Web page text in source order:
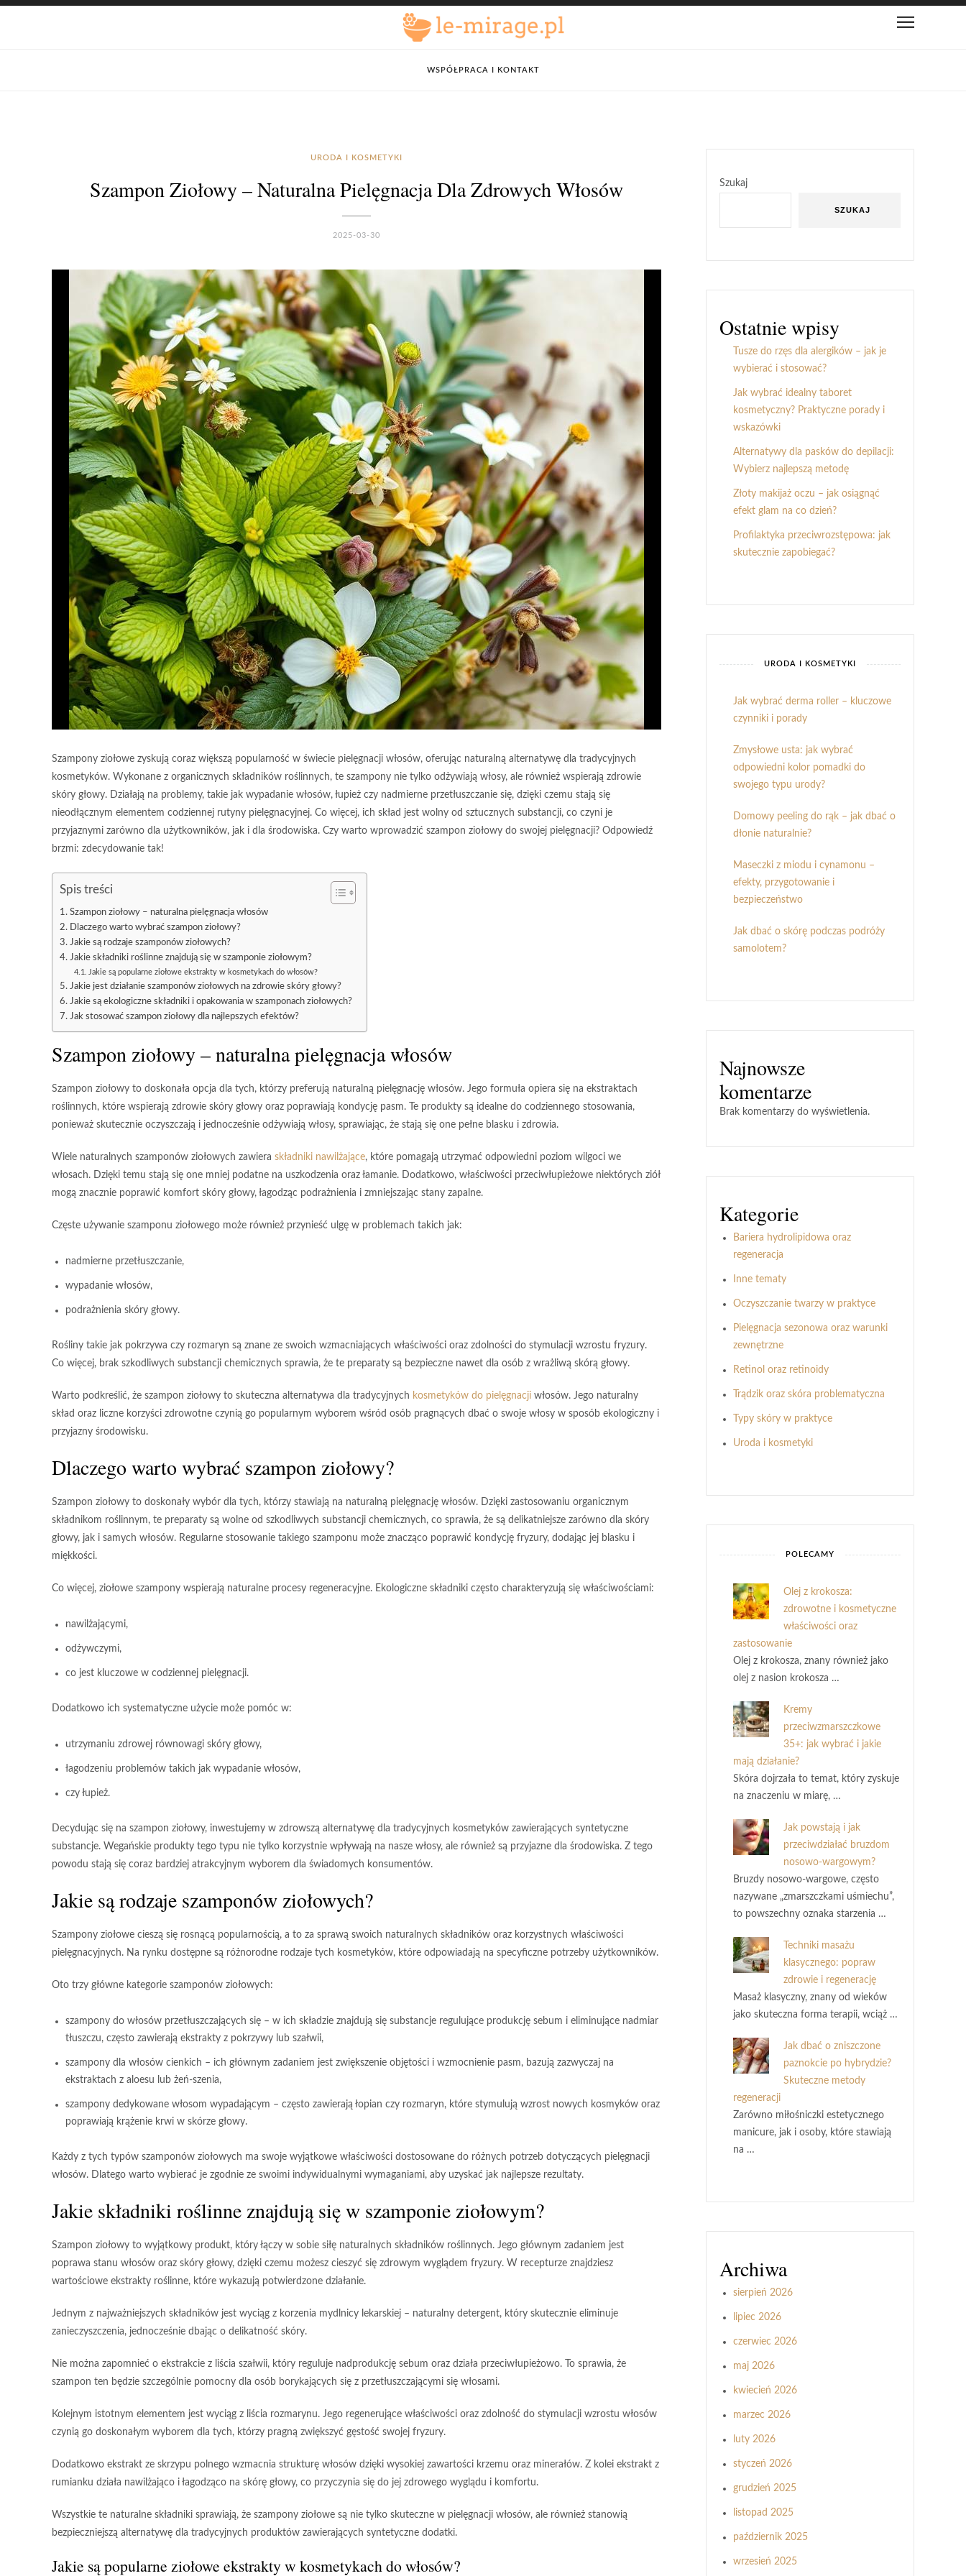
WSPÓŁPRACA I KONTAKT
URODA I KOSMETYKI
Szampon Ziołowy – Naturalna Pielęgnacja Dla Zdrowych Włosów
2025-03-30
Szampony ziołowe zyskują coraz większą popularność w świecie pielęgnacji włosów, oferując naturalną alternatywę dla tradycyjnych
kosmetyków. Wykonane z organicznych składników roślinnych, te szampony nie tylko odżywiają włosy, ale również wspierają zdrowie
skóry głowy. Działają na problemy, takie jak wypadanie włosów, łupież czy nadmierne przetłuszczanie się, dzięki czemu stają się
nieodłącznym elementem codziennej rutyny pielęgnacyjnej. Co więcej, ich skład jest wolny od sztucznych substancji, co czyni je
przyjaznymi zarówno dla użytkowników, jak i dla środowiska. Czy warto wprowadzić szampon ziołowy do swojej pielęgnacji? Odpowiedź
brzmi: zdecydowanie tak!
Spis treści
Szampon ziołowy – naturalna pielęgnacja włosów
Dlaczego warto wybrać szampon ziołowy?
Jakie są rodzaje szamponów ziołowych?
Jakie składniki roślinne znajdują się w szamponie ziołowym?
Jakie są popularne ziołowe ekstrakty w kosmetykach do włosów?
Jakie jest działanie szamponów ziołowych na zdrowie skóry głowy?
Jakie są ekologiczne składniki i opakowania w szamponach ziołowych?
Jak stosować szampon ziołowy dla najlepszych efektów?
Szampon ziołowy –naturalna pielęgnacja włosów
Szampon ziołowy to doskonała opcja dla tych, którzy preferują naturalną pielęgnację włosów. Jego formuła opiera się na ekstraktach
roślinnych, które wspierają zdrowie skóry głowy oraz poprawiają kondycję pasm. Te produkty są idealne do codziennego stosowania,
ponieważ skutecznie oczyszczają i jednocześnie odżywiają włosy, sprawiając, że stają się one pełne blasku i zdrowia.
Wiele naturalnych szamponów ziołowych zawiera składniki nawilżające, które pomagają utrzymać odpowiedni poziom wilgoci we
włosach. Dzięki temu stają się one mniej podatne na uszkodzenia oraz łamanie. Dodatkowo, właściwości przeciwłupieżowe niektórych ziół
mogą znacznie poprawić komfort skóry głowy, łagodząc podrażnienia i zmniejszając stany zapalne.
Częste używanie szamponu ziołowego może również przynieść ulgę w problemach takich jak:
nadmierne przetłuszczanie,
wypadanie włosów,
podrażnienia skóry głowy.
Rośliny takie jak pokrzywa czy rozmaryn są znane ze swoich wzmacniających właściwości oraz zdolności do stymulacji wzrostu fryzury.
Co więcej, brak szkodliwych substancji chemicznych sprawia, że te preparaty są bezpieczne nawet dla osób z wrażliwą skórą głowy.
Warto podkreślić, że szampon ziołowy to skuteczna alternatywa dla tradycyjnych kosmetyków do pielęgnacji włosów. Jego naturalny
skład oraz liczne korzyści zdrowotne czynią go popularnym wyborem wśród osób pragnących dbać o swoje włosy w sposób ekologiczny i
przyjazny środowisku.
Dlaczego warto wybrać szampon ziołowy?
Szampon ziołowy to doskonały wybór dla tych, którzy stawiają na naturalną pielęgnację włosów. Dzięki zastosowaniu organicznym
składnikom roślinnym, te preparaty są wolne od szkodliwych substancji chemicznych, co sprawia, że są delikatniejsze zarówno dla skóry
głowy, jak i samych włosów. Regularne stosowanie takiego szamponu może znacząco poprawić kondycję fryzury, dodając jej blasku i
miękkości.
Co więcej, ziołowe szampony wspierają naturalne procesy regeneracyjne. Ekologiczne składniki często charakteryzują się właściwościami:
nawilżającymi,
odżywczymi,
co jest kluczowe w codziennej pielęgnacji.
Dodatkowo ich systematyczne użycie może pomóc w:
utrzymaniu zdrowej równowagi skóry głowy,
łagodzeniu problemów takich jak wypadanie włosów,
czy łupież.
Decydując się na szampon ziołowy, inwestujemy w zdrowszą alternatywę dla tradycyjnych kosmetyków zawierających syntetyczne
substancje. Wegańskie produkty tego typu nie tylko korzystnie wpływają na nasze włosy, ale również są przyjazne dla środowiska. Z tego
powodu stają się coraz bardziej atrakcyjnym wyborem dla świadomych konsumentów.
Jakie są rodzaje szamponów ziołowych?
Szampony ziołowe cieszą się rosnącą popularnością, a to za sprawą swoich naturalnych składników oraz korzystnych właściwości
pielęgnacyjnych. Na rynku dostępne są różnorodne rodzaje tych kosmetyków, które odpowiadają na specyficzne potrzeby użytkowników.
Oto trzy główne kategorie szamponów ziołowych:
szampony do włosów przetłuszczających się – w ich składzie znajdują się substancje regulujące produkcję sebum i eliminujące nadmiar
tłuszczu, często zawierają ekstrakty z pokrzywy lub szałwii,
szampony dla włosów cienkich – ich głównym zadaniem jest zwiększenie objętości i wzmocnienie pasm, bazują zazwyczaj na
ekstraktach z aloesu lub żeń-szenia,
szampony dedykowane włosom wypadającym – często zawierają łopian czy rozmaryn, które stymulują wzrost nowych kosmyków oraz
poprawiają krążenie krwi w skórze głowy.
Każdy z tych typów szamponów ziołowych ma swoje wyjątkowe właściwości dostosowane do różnych potrzeb dotyczących pielęgnacji
włosów. Dlatego warto wybierać je zgodnie ze swoimi indywidualnymi wymaganiami, aby uzyskać jak najlepsze rezultaty.
Jakie składniki roślinne znajdują się w szamponie ziołowym?
Szampon ziołowy to wyjątkowy produkt, który łączy w sobie siłę naturalnych składników roślinnych. Jego głównym zadaniem jest
poprawa stanu włosów oraz skóry głowy, dzięki czemu możesz cieszyć się zdrowym wyglądem fryzury. W recepturze znajdziesz
wartościowe ekstrakty roślinne, które wykazują potwierdzone działanie.
Jednym z najważniejszych składników jest wyciąg z korzenia mydlnicy lekarskiej – naturalny detergent, który skutecznie eliminuje
zanieczyszczenia, jednocześnie dbając o delikatność skóry.
Nie można zapomnieć o ekstrakcie z liścia szałwii, który reguluje nadprodukcję sebum oraz działa przeciwłupieżowo. To sprawia, że
szampon ten będzie szczególnie pomocny dla osób borykających się z przetłuszczającymi się włosami.
Kolejnym istotnym elementem jest wyciąg z liścia rozmarynu. Jego regenerujące właściwości oraz zdolność do stymulacji wzrostu włosów
czynią go doskonałym wyborem dla tych, którzy pragną zwiększyć gęstość swojej fryzury.
Dodatkowo ekstrakt ze skrzypu polnego wzmacnia strukturę włosów dzięki wysokiej zawartości krzemu oraz minerałów. Z kolei ekstrakt z
rumianku działa nawilżająco i łagodząco na skórę głowy, co przyczynia się do jej zdrowego wyglądu i komfortu.
Wszystkie te naturalne składniki sprawiają, że szampony ziołowe są nie tylko skuteczne w pielęgnacji włosów, ale również stanowią
bezpieczniejszą alternatywę dla tradycyjnych produktów zawierających syntetyczne dodatki.
Jakie są popularne ziołowe ekstrakty w kosmetykach do włosów?
Szukaj
SZUKAJ
Ostatnie wpisy
Tusze do rzęs dla alergików – jak je
wybierać i stosować?
Jak wybrać idealny taboret
kosmetyczny? Praktyczne porady i
wskazówki
Alternatywy dla pasków do depilacji:
Wybierz najlepszą metodę
Złoty makijaż oczu – jak osiągnąć
efekt glam na co dzień?
Profilaktyka przeciwrozstępowa: jak
skutecznie zapobiegać?
URODA I KOSMETYKI
Jak wybrać derma roller – kluczowe
czynniki i porady
Zmysłowe usta: jak wybrać
odpowiedni kolor pomadki do
swojego typu urody?
Domowy peeling do rąk – jak dbać o
dłonie naturalnie?
Maseczki z miodu i cynamonu –
efekty, przygotowanie i
bezpieczeństwo
Jak dbać o skórę podczas podróży
samolotem?
Najnowsze
komentarze
Brak komentarzy do wyświetlenia.
Kategorie
Bariera hydrolipidowa oraz
regeneracja
Inne tematy
Oczyszczanie twarzy w praktyce
Pielęgnacja sezonowa oraz warunki
zewnętrzne
Retinol oraz retinoidy
Trądzik oraz skóra problematyczna
Typy skóry w praktyce
Uroda i kosmetyki
POLECAMY
Olej z krokosza:
zdrowotne i kosmetyczne
właściwości oraz
zastosowanie
Olej z krokosza, znany również jako
olej z nasion krokosza …
Kremy
przeciwzmarszczkowe
35+: jak wybrać i jakie
mają działanie?
Skóra dojrzała to temat, który zyskuje
na znaczeniu w miarę, …
Jak powstają i jak
przeciwdziałać bruzdom
nosowo-wargowym?
Bruzdy nosowo-wargowe, często
nazywane „zmarszczkami uśmiechu”,
to powszechny oznaka starzenia …
Techniki masażu
klasycznego: popraw
zdrowie i regenerację
Masaż klasyczny, znany od wieków
jako skuteczna forma terapii, wciąż …
Jak dbać o zniszczone
paznokcie po hybrydzie?
Skuteczne metody
regeneracji
Zarówno miłośniczki estetycznego
manicure, jak i osoby, które stawiają
na …
Archiwa
sierpień 2026
lipiec 2026
czerwiec 2026
maj 2026
kwiecień 2026
marzec 2026
luty 2026
styczeń 2026
grudzień 2025
listopad 2025
październik 2025
wrzesień 2025